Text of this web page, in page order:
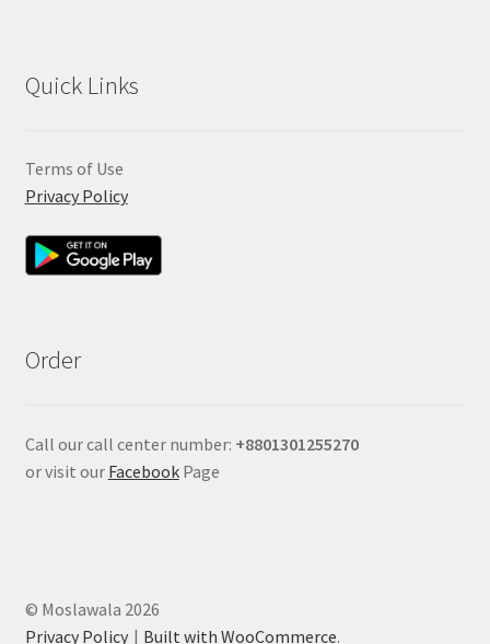
Quick Links
Terms of Use
Privacy Policy
Order
Call our call center number: +8801301255270
or visit our FacebookPage
© Moslawala 2026
Privacy Policy
Built with WooCommerce.